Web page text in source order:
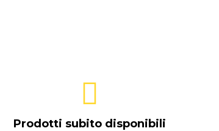
Prodotti subito disponibili